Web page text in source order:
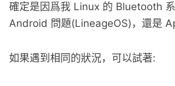
確定是因爲我 Linux 的 Bluetooth 系
Android 問題(LineageOS)，還是
如果遇到相同的狀況，可以試著: